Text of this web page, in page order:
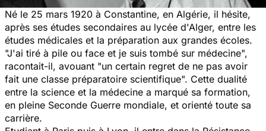
Né le 25 mars 1920 à Constantine, en Algérie, il hésite,
après ses études secondaires au lycée d'Alger, entre les
études médicales et la préparation aux grandes écoles.
"J'ai tiré à pile ou face et je suis tombé sur médecine",
racontait-il, avouant "un certain regret de ne pas avoir
fait une classe préparatoire scientifique". Cette dualité
entre la science et la médecine a marqué sa formation,
en pleine Seconde Guerre mondiale, et orienté toute sa
carrière.